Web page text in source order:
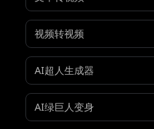
视频转视频
AI超人生成器
AI绿巨人变身